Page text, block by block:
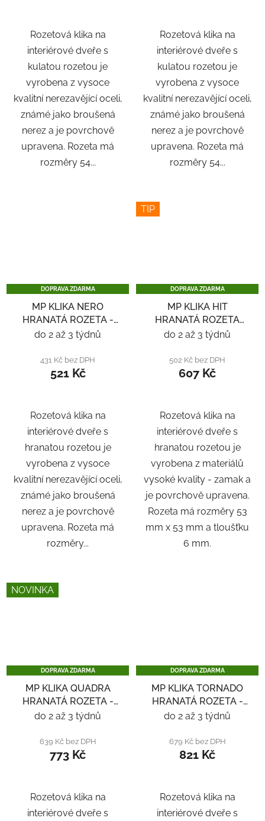
Rozetová klika na
interiérové ​​dveře s
kulatou rozetou je
vyrobena z vysoce
kvalitní nerezavějící oceli,
známé jako broušená
nerez a je povrchově
upravena. Rozeta má
rozměry 54...
Rozetová klika na
interiérové ​​dveře s
kulatou rozetou je
vyrobena z vysoce
kvalitní nerezavějící oceli,
známé jako broušená
nerez a je povrchově
upravena. Rozeta má
rozměry 54...
DOPRAVA ZDARMA
MP KLIKA NERO
HRANATÁ ROZETA -
NEREZ
do 2 až 3 týdnů
431 Kč bez DPH
521 Kč
Rozetová klika na
interiérové ​​dveře s
hranatou rozetou je
vyrobena z vysoce
kvalitní nerezavějící oceli,
známé jako broušená
nerez a je povrchově
upravena. Rozeta má
rozměry...
TIP
DOPRAVA ZDARMA
MP KLIKA HIT
HRANATÁ ROZETA
SQ6 - ČERNÁ
do 2 až 3 týdnů
502 Kč bez DPH
607 Kč
Rozetová klika na
interiérové ​​dveře s
hranatou rozetou je
vyrobena z materiálů
vysoké kvality - zamak a
je povrchově upravena.
Rozeta má rozměry 53
mm x 53 mm a tloušťku
6 mm.
NOVINKA
DOPRAVA ZDARMA
MP KLIKA QUADRA
HRANATÁ ROZETA -
NEREZ
do 2 až 3 týdnů
639 Kč bez DPH
773 Kč
Rozetová klika na
interiérové ​​dveře s
DOPRAVA ZDARMA
MP KLIKA TORNADO
HRANATÁ ROZETA -
NEREZ
do 2 až 3 týdnů
679 Kč bez DPH
821 Kč
Rozetová klika na
interiérové ​​dveře s